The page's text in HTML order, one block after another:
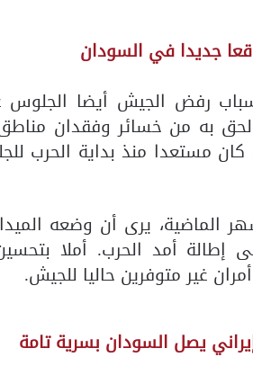
جديدا في السودان
رفض الجيش أيضا الجلوس
لحق به من خسائر وفقدان
كان مستعدا منذ بداية الحرب
الماضية، يرى أن وضعه
إطالة أمد الحرب. أملا
غير متوفرين حاليا للجيش.
يصل السودان بسرية تامة